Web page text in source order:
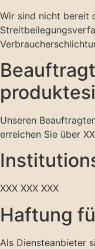
Wir sind nicht bereit
Unseren
erreichen Sie über
XXX XXX XXX
Haftung
Als Diensteanbieter